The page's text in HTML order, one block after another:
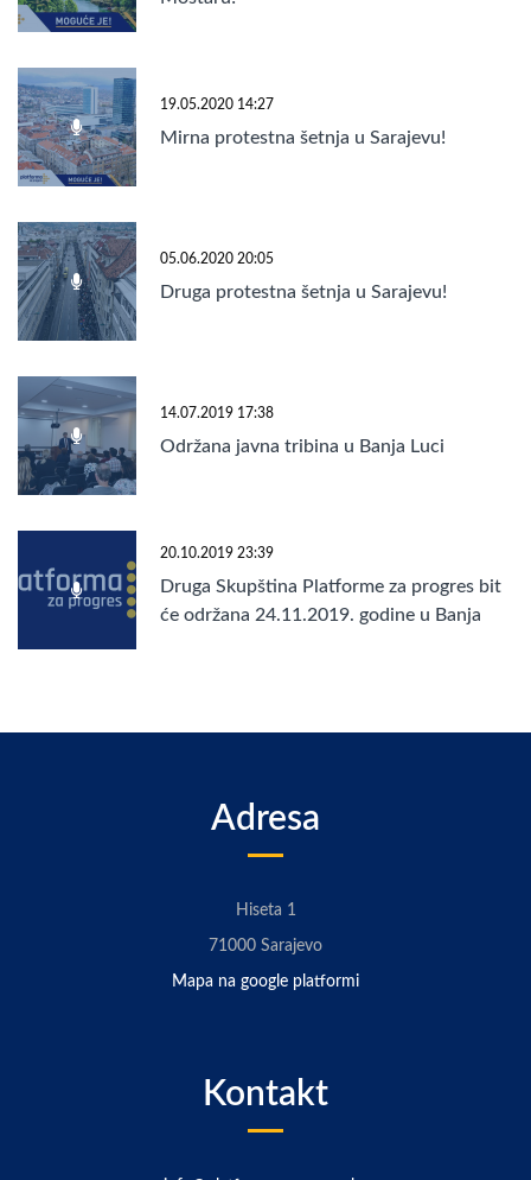
19.05.2020 14:27
Mirna protestna šetnja u Sarajevu!
05.06.2020 20:05
Druga protestna šetnja u Sarajevu!
14.07.2019 17:38
Održana javna tribina u Banja Luci
20.10.2019 23:39
Druga Skupština Platforme za progres bit
će održana 24.11.2019. godine u Banja
Adresa
Hiseta 1
71000 Sarajevo
Mapa na google platformi
Kontakt